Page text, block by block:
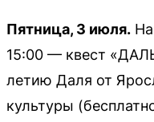
Пятница, 3 июля.
15:00 — квест
летию Даля от
культуры